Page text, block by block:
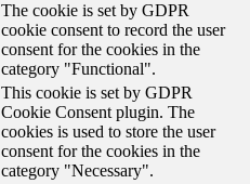
The cookie is set by GDPR
cookie consent to record the user
consent for the cookies in the
category "Functional".
This cookie is set by GDPR
Cookie Consent plugin. The
cookies is used to store the user
consent for the cookies in the
category "Necessary".